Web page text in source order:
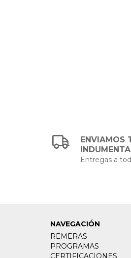
ENVIAMOS
Entregas a
NAVEGACIÓN
REMERAS
PROGRAMAS
CERTIFICACIONES